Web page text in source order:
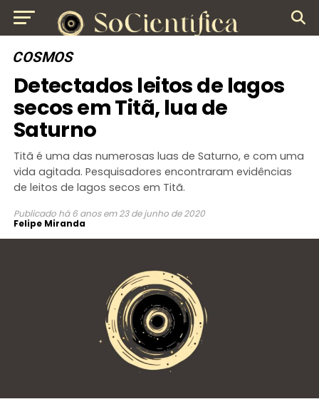
COSMOS
Detectados leitos de lagos
secos em Titã, lua de
Saturno
Titã é uma das numerosas luas de Saturno, e com uma
vida agitada. Pesquisadores encontraram evidências
de leitos de lagos secos em Titã.
Publicado há 6 anos em 23 de junho de 2020
Felipe Miranda